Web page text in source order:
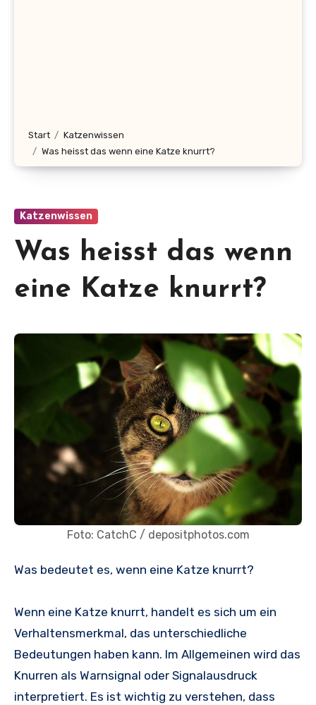
Start
Katzenwissen
Was heisst das wenn eine Katze knurrt?
Katzenwissen
Was heisst das wenn
eine Katze knurrt?
Foto: CatchC / depositphotos.com
Was bedeutet es, wenn eine Katze knurrt?
Wenn eine Katze knurrt, handelt es sich um ein
Verhaltensmerkmal, das unterschiedliche
Bedeutungen haben kann. Im Allgemeinen wird das
Knurren als Warnsignal oder Signalausdruck
interpretiert. Es ist wichtig zu verstehen, dass